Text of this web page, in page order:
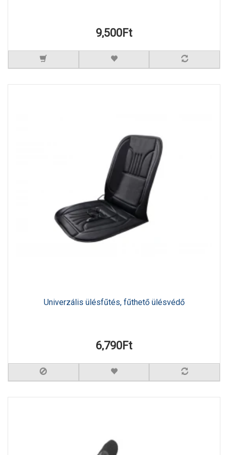
9,500Ft
Univerzális ülésfűtés, fűthető ülésvédő
6,790Ft